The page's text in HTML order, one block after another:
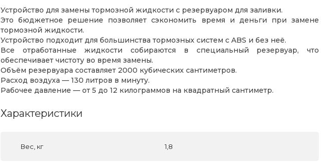
Устройство для замены тормозной жидкости с резервуаром для заливки.
Это бюджетное решение позволяет сэкономить время и деньги при замене
тормозной жидкости.
Устройство подходит для большинства тормозных систем с ABS и без неё.
Все отработанные жидкости собираются в специальный резервуар, что
обеспечивает чистоту во время замены.
Объём резервуара составляет 2000 кубических сантиметров.
Расход воздуха — 130 литров в минуту.
Рабочее давление — от 5 до 12 килограммов на квадратный сантиметр.
Характеристики
Вес, кг 1,8